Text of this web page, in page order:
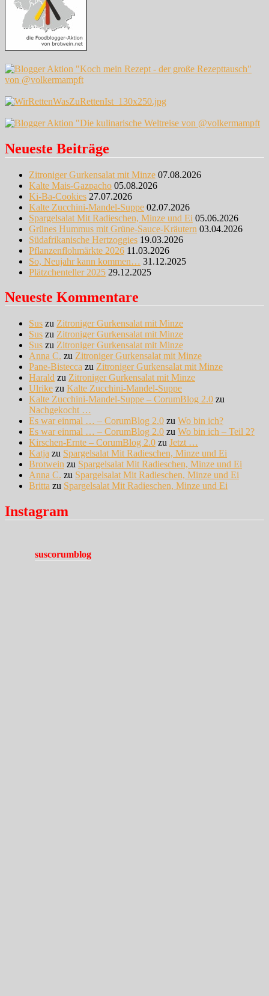
Neueste Beiträge
Zitroniger Gurkensalat mit Minze 07.08.2026
Kalte Mais-Gazpacho 05.08.2026
Ki-Ba-Cookies 27.07.2026
Kalte Zucchini-Mandel-Suppe 02.07.2026
Spargelsalat Mit Radieschen, Minze und Ei 05.06.2026
Grünes Hummus mit Grüne-Sauce-Kräutern 03.04.2026
Südafrikanische Hertzoggies 19.03.2026
Pflanzenflohmärkte 2026 11.03.2026
So, Neujahr kann kommen… 31.12.2025
Plätzchenteller 2025 29.12.2025
Neueste Kommentare
Sus zu Zitroniger Gurkensalat mit Minze
Sus zu Zitroniger Gurkensalat mit Minze
Sus zu Zitroniger Gurkensalat mit Minze
Anna C. zu Zitroniger Gurkensalat mit Minze
Pane-Bistecca zu Zitroniger Gurkensalat mit Minze
Harald zu Zitroniger Gurkensalat mit Minze
Ulrike zu Kalte Zucchini-Mandel-Suppe
Kalte Zucchini-Mandel-Suppe – CorumBlog 2.0 zu
Nachgekocht …
Es war einmal … – CorumBlog 2.0 zu Wo bin ich?
Es war einmal … – CorumBlog 2.0 zu Wo bin ich – Teil 2?
Kirschen-Ernte – CorumBlog 2.0 zu Jetzt …
Katja zu Spargelsalat Mit Radieschen, Minze und Ei
Brotwein zu Spargelsalat Mit Radieschen, Minze und Ei
Anna C. zu Spargelsalat Mit Radieschen, Minze und Ei
Britta zu Spargelsalat Mit Radieschen, Minze und Ei
Instagram
suscorumblog